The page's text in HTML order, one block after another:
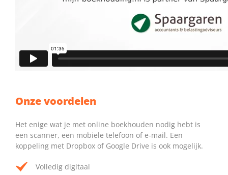
Onze voordelen
Het enige wat je met online boekhouden nodig hebt is
een scanner, een mobiele telefoon of e-mail. Een
koppeling met Dropbox of Google Drive is ook mogelijk.
Volledig digitaal